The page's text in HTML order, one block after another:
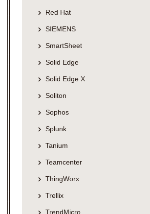
Red Hat
SIEMENS
SmartSheet
Solid Edge
Solid Edge X
Soliton
Sophos
Splunk
Tanium
Teamcenter
ThingWorx
Trellix
TrendMicro